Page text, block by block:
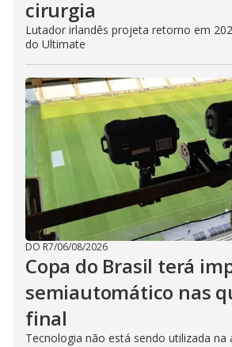
cirurgia
Lutador irlandês projeta retorno em
do Ultimate
DO R7/06/08/2026
Copa do Brasil terá
semiautomático nas
final
Tecnologia não está sendo utilizada na